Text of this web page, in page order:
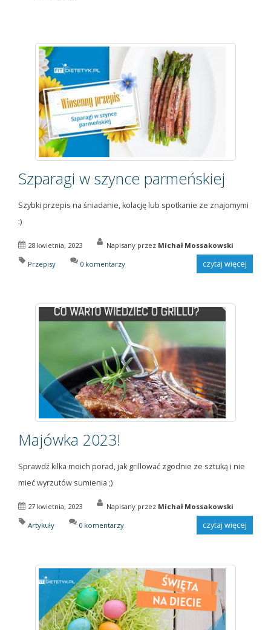
Szparagi w szynce parmeńskiej
Szybki przepis na śniadanie, kolację lub spotkanie ze znajomymi
:)
28 kwietnia, 2023 Napisany przez Michał Mossakowski
Przepisy 0 komentarzy czytaj więcej
Majówka 2023!
Sprawdź kilka moich porad, jak grillować zgodnie ze sztuką i nie
mieć wyrzutów sumienia ;)
27 kwietnia, 2023 Napisany przez Michał Mossakowski
Artykuły 0 komentarzy czytaj więcej